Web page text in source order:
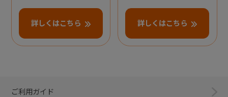
詳しくはこちら 詳しくはこちら
ご利用ガイド